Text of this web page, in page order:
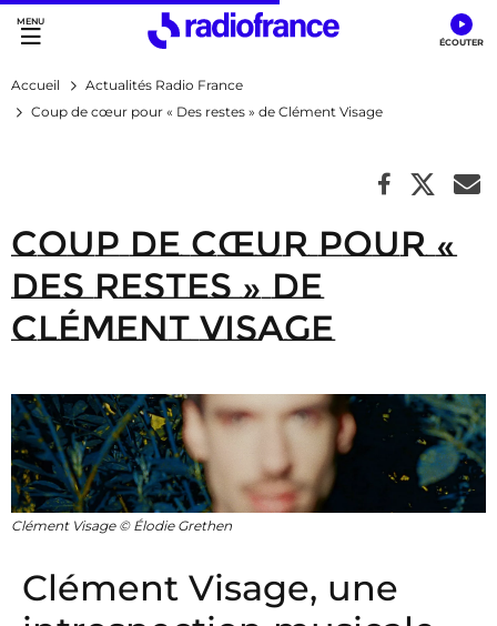
Accès direct :
Menu principal
Contenu
Accueil
Actualités Radio France
Coup de cœur pour « Des restes » de Clément Visage
Coup de cœur pour «
Des restes » de
Clément Visage
Clément Visage © Élodie Grethen
Clément Visage, une